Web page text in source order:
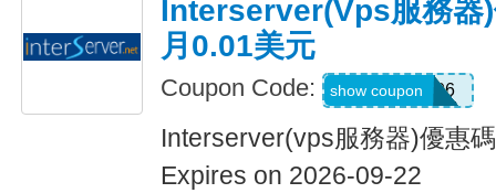
Interserver(vps服務器
月0.01美元
Coupon Code: EnterServer06
show coupon
Interserver(vps服務器)優惠
Expires on 2026-09-22